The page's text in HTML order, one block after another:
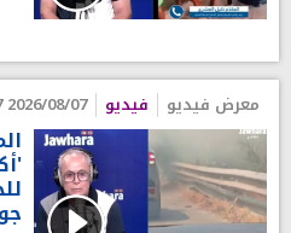
معرض فيديو فيديو 2026/08/07 10:27